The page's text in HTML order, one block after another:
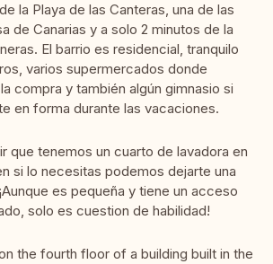
la Playa de las Canteras, una de las
de Canarias y a solo 2 minutos de la
El barrio es residencial, tranquilo
varios supermercados donde
compra y también algún gimnasio si
en forma durante las vacaciones.
que tenemos un cuarto de lavadora en
si lo necesitas podemos dejarte una
es pequeña y tiene un acceso
solo es cuestion de habilidad!
the fourth floor of a building built in the